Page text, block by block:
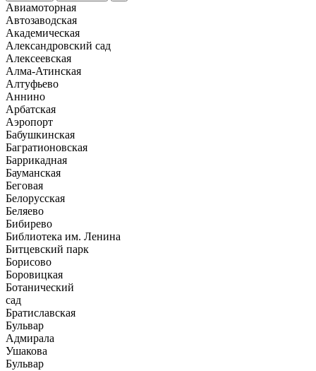
Авиамоторная
Автозаводская
Академическая
Александровский сад
Алексеевская
Алма-Атинская
Алтуфьево
Аннино
Арбатская
Аэропорт
Бабушкинская
Багратионовская
Баррикадная
Бауманская
Беговая
Белорусская
Беляево
Бибирево
Библиотека им. Ленина
Битцевский парк
Борисово
Боровицкая
Ботанический
сад
Братиславская
Бульвар
Адмирала
Ушакова
Бульвар